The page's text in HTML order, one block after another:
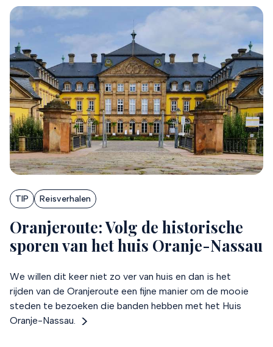
TIP Reisverhalen
Oranjeroute: Volg de historische
sporen van het huis Oranje-Nassau
We willen dit keer niet zo ver van huis en dan is het
rijden van de Oranjeroute een fijne manier om de mooie
steden te bezoeken die banden hebben met het Huis
Oranje-Nassau.